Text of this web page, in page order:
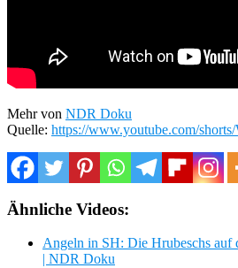
Mehr von NDR Doku
Quelle: https://www.youtube.com/
Ähnliche Videos:
Angeln in SH: Die Hrubeschs auf
| NDR Doku